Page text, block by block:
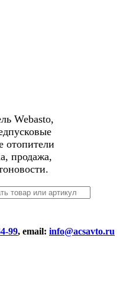
Webasto,
отопители
продажа,
99, email: info@acsavto.ru
скидки на